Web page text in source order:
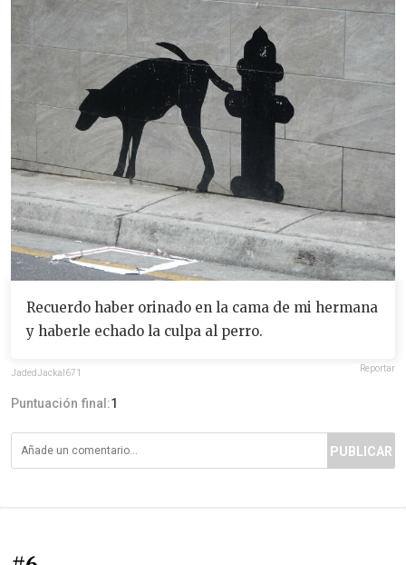
Recuerdo haber orinado en la cama de mi hermana
y haberle echado la culpa al perro.
JadedJackal671 Reportar
Puntuación final:1
PUBLICAR